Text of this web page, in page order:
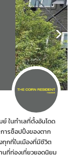
ในทำเลที่ตั้งอันโดด
ารช็อปปิ้งของตาก
ทุกที่ในเมืองที่มีชีวิต
นที่ท่องเที่ยวยอดนิยม